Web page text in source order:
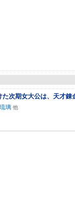
た次期女大公は、天才
璃